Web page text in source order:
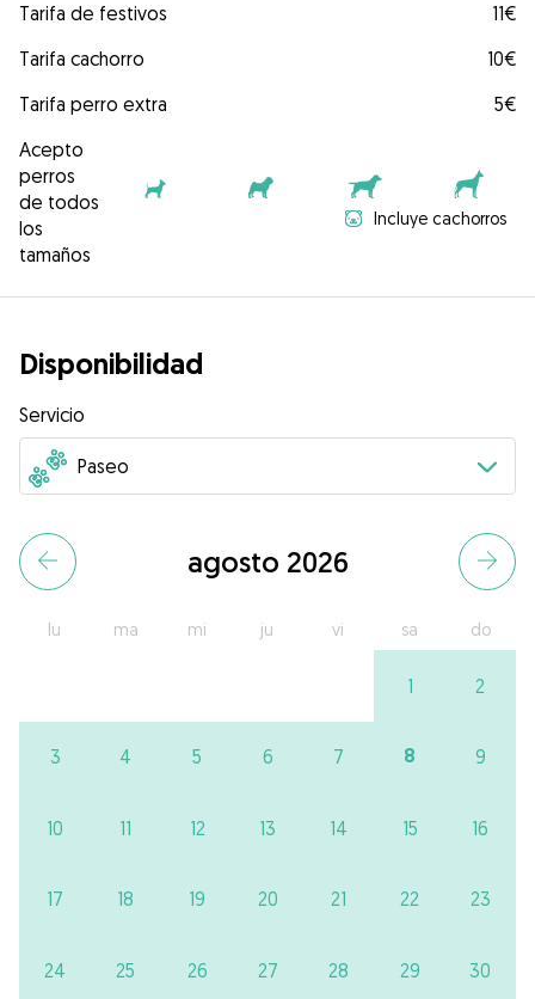
Tarifa de festivos
11€
Tarifa cachorro
10€
Tarifa perro extra
5€
Acepto
perros
de todos
los
tamaños
Incluye cachorros
Disponibilidad
Servicio
agosto 2026
lu ma mi ju vi sa do
1 2
3 4 5 6 7 8 9
10 11 12 13 14 15 16
17 18 19 20 21 22 23
24 25 26 27 28 29 30